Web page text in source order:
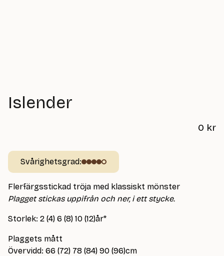
Islender
0 kr
Svårighetsgrad:
Flerfärgsstickad tröja med klassiskt mönster
Plagget stickas uppifrån och ner, i ett stycke.
Storlek: 2 (4) 6 (8) 10 (12)år*
Plaggets mått
Övervidd: 66 (72) 78 (84) 90 (96)cm